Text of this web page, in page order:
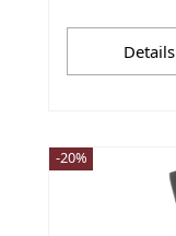
Details
-20%